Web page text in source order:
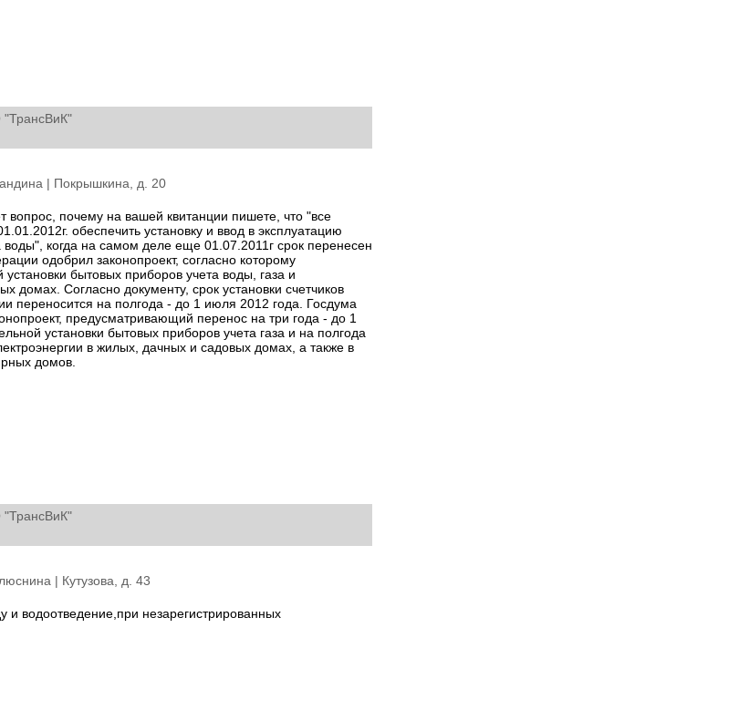
"ТрансВиК"
| Покрышкина, д. 20
вопрос, почему на вашей квитанции пишете, что "все
обеспечить установку и ввод в эксплуатацию
когда на самом деле еще 01.07.2011г срок перенесен
одобрил законопроект, согласно которому
установки бытовых приборов учета воды, газа и
домах. Согласно документу, срок установки счетчиков
переносится на полгода - до 1 июля 2012 года. Госдума
предусматривающий перенос на три года - до 1
установки бытовых приборов учета газа и на полгода
в жилых, дачных и садовых домах, а также в
домов.
"ТрансВиК"
| Кутузова, д. 43
и водоотведение,при незарегистрированных